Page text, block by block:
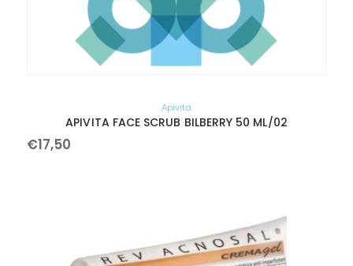
Apivita
APIVITA FACE SCRUB BILBERRY 50 ML/02
€17,50